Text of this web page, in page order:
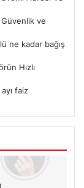
ve
ne kadar bağış
Hızlı
faiz